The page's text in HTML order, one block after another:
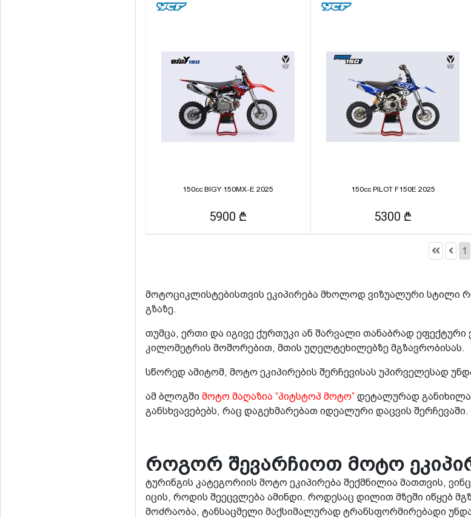
150cc BIGY 150MX-E 2025
5900 ₾
150cc PILOT F150E 2025
5300 ₾
1
მოტოციკლისტებისთვის ეკიპირება მხოლოდ ვიზუალური სტილი
გზაზე.
თუმცა, ერთი და იგივე ქურთუკი ან შარვალი თანაბრად
კილომეტრის მოშორებით, მთის უღელტეხილებზე მგზავრობისას.
სწორედ ამიტომ, მოტო ეკიპირების შერჩევისას უპირველესად
ამ ბლოგში მოტო მაღაზია “პიტსტოპ მოტო” დეტალურად
განსხვავებებს, რაც დაგეხმარებათ იდეალური დაცვის შერჩევაში.
როგორ შევარჩიოთ მოტო
ტურინგის კატეგორიის მოტო ეკიპირება შექმნილია მათთვის,
იცის, როდის შეეცვლება ამინდი. როდესაც დილით მზეში იწყებ
მოძრაობა, ტანსაცმელი მაქსიმალურად ტრანსფორმირებადი